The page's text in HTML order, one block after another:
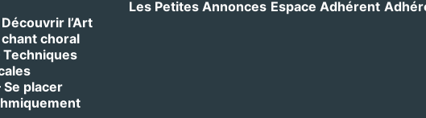
Découvrir l’Art
choral
Techniques
Se placer
Les Petites Annonces Espace Adhérent